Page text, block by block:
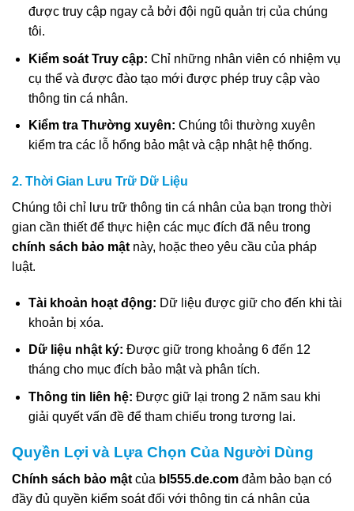
được truy cập ngay cả bởi đội ngũ quản trị của chúng
tôi.
Kiểm soát Truy cập: Chỉ những nhân viên có nhiệm vụ
cụ thể và được đào tạo mới được phép truy cập vào
thông tin cá nhân.
Kiểm tra Thường xuyên: Chúng tôi thường xuyên
kiểm tra các lỗ hổng bảo mật và cập nhật hệ thống.
2. Thời Gian Lưu Trữ Dữ Liệu
Chúng tôi chỉ lưu trữ thông tin cá nhân của bạn trong thời
gian cần thiết để thực hiện các mục đích đã nêu trong
chính sách bảo mật này, hoặc theo yêu cầu của pháp
luật.
Tài khoản hoạt động: Dữ liệu được giữ cho đến khi tài
khoản bị xóa.
Dữ liệu nhật ký: Được giữ trong khoảng 6 đến 12
tháng cho mục đích bảo mật và phân tích.
Thông tin liên hệ: Được giữ lại trong 2 năm sau khi
giải quyết vấn đề để tham chiếu trong tương lai.
Quyền Lợi và Lựa Chọn Của Người Dùng
Chính sách bảo mậtcủa bl555.de.com đảm bảo bạn có
đầy đủ quyền kiểm soát đối với thông tin cá nhân của